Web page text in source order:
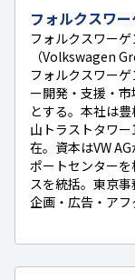
フォルクスワ
フォルクスワー
（Volkswagen
フォルクスワー
ー開発・支援・
とする。本社は
山トラストタワ
在。資本はVW
ポートセンター
スを統括。東京
企画・広告・アフ